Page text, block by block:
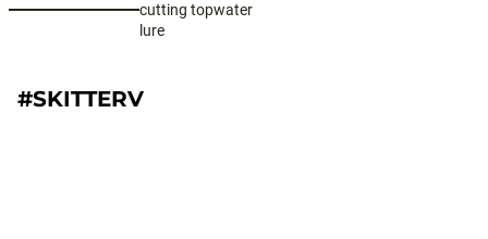
cutting topwater
lure
#SKITTERV